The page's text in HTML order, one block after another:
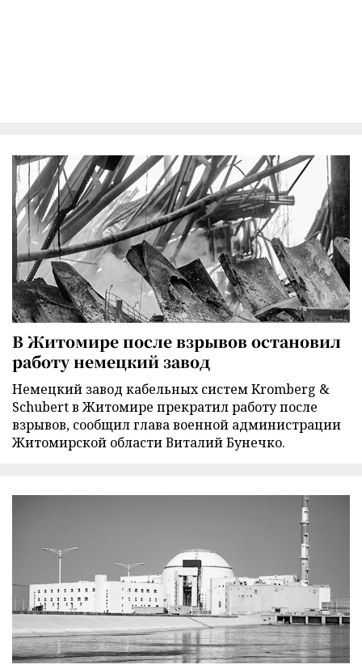
В Житомире после взрывов остановил
работу немецкий завод
Немецкий завод кабельных систем Kromberg &
Schubert в Житомире прекратил работу после
взрывов, сообщил глава военной администрации
Житомирской области Виталий Бунечко.